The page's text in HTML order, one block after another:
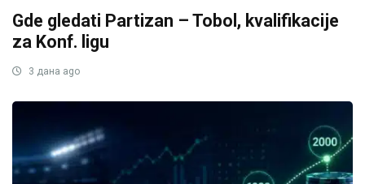
Gde gledati Partizan – Tobol, kvalifikacije
za Konf. ligu
3 дана ago